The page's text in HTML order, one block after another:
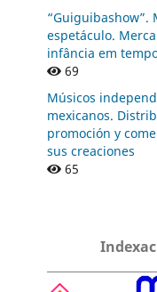
“Guiguibashow”.
espetáculo.
infância em
69
Músicos
mexicanos.
promoción y
sus creaciones
65